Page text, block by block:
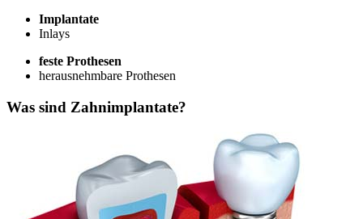
Implantate
Inlays
feste Prothesen
herausnehmbare Prothesen
Was sind Zahnimplantate?